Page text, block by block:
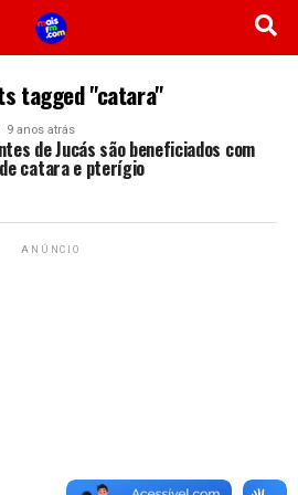
tagged "catara"
9 anos atrás
de Jucás são beneficiados com
catara e pterígio
ANÚNCIO